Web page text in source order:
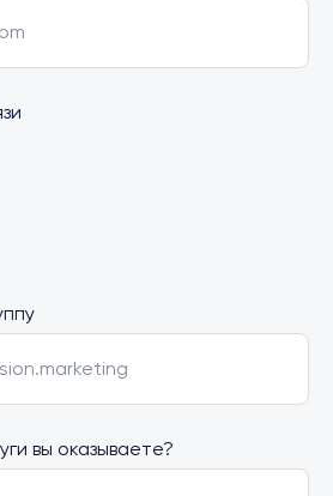
вы оказываете?